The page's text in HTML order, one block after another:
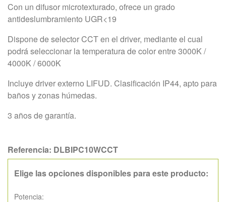
Con un difusor microtexturado, ofrece un grado
antideslumbramiento UGR<19
Dispone de selector CCT en el driver, mediante el cual
podrá seleccionar la temperatura de color entre 3000K /
4000K / 6000K
Incluye driver externo LIFUD. Clasificación IP44, apto para
baños y zonas húmedas.
3 años de garantía.
Referencia: DLBIPC10WCCT
Elige las opciones disponibles para este producto:
Potencia: